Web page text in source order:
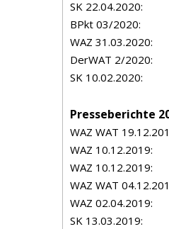
SK
BPkt 03/
WAZ
DerWAT 2/
SK
Presseberichte
WAZ WAT
WAZ
WAZ
WAZ WAT
WAZ
SK 13.03.2019: